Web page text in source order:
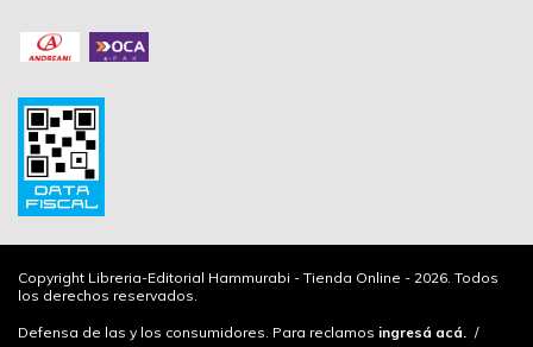
Copyright Libreria-Editorial Hammurabi - Tienda Online - 2026. Todos
los derechos reservados.
Defensa de las y los consumidores. Para reclamos ingresá acá. /